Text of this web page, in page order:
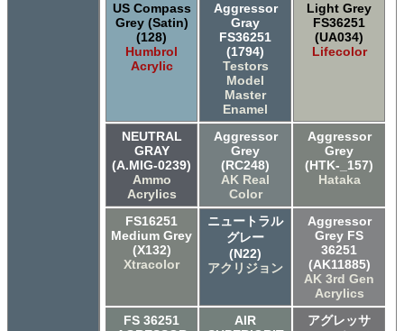
US Compass
Grey (Satin)
(128)
Humbrol
Acrylic
Aggressor
Gray
FS36251
(1794)
Testors
Model
Master
Enamel
Light Grey
FS36251
(UA034)
Lifecolor
NEUTRAL
GRAY
(A.MIG-0239)
Ammo
Acrylics
Aggressor
Grey
(RC248)
AK Real
Color
Aggressor
Grey
(HTK-_157)
Hataka
FS16251
Medium Grey
(X132)
Xtracolor
ニュートラル
グレー
(N22)
アクリジョン
Aggressor
Grey FS
36251
(AK11885)
AK 3rd Gen
Acrylics
FS 36251
AIR
アグレッサ